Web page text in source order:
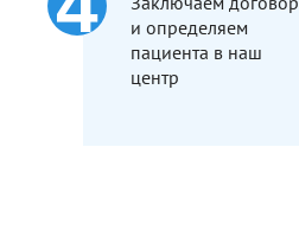
и определяем
пациента в наш
центр